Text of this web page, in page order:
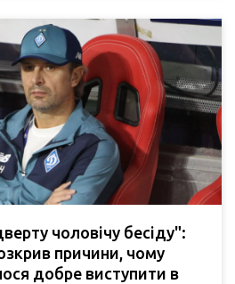
чоловічу бесіду":
причини, чому
добре виступити в